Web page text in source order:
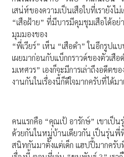
เสน่ห์ของความเป็นเสือใบที่เรายังไ
“เสือฝ้าย” ที่มีบารมีคุมชุมเสือได้อย่
มุมมองของ
“พี่เวียร์” เห็น “เสือดำ” ในอีกรูปแ
เผยมาก่อนกับแบ็กกราวด์ของตัวเสื
มเหศวร” เองก็จะมีการเล่าถึงอดีตข
งานกันในเรื่องนี้ก็ดีใจมากครับที่ได้ม
คนแรกคือ “คุณเป้ อารักษ์” เขาเป็
ด้วยกันในหมู่บ้านเดียวกัน เป็นรุ่น
สนิทกันมาตั้งแต่เด็ก แฮปปี้มากครับ